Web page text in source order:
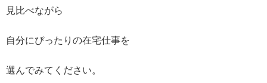
見比べながら
自分にぴったりの在宅仕事を
選んでみてください。